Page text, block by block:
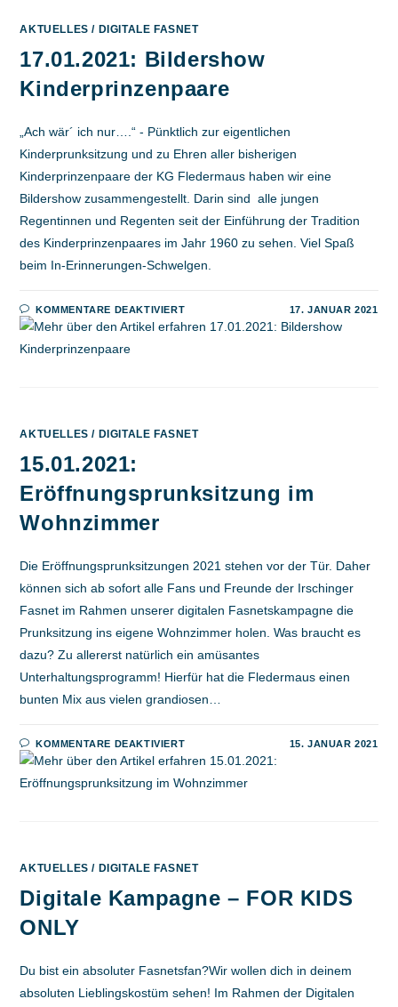
AKTUELLES / DIGITALE FASNET
17.01.2021: Bildershow
Kinderprinzenpaare
„Ach wär´ ich nur….“ - Pünktlich zur eigentlichen
Kinderprunksitzung und zu Ehren aller bisherigen
Kinderprinzenpaare der KG Fledermaus haben wir eine
Bildershow zusammengestellt. Darin sind alle jungen
Regentinnen und Regenten seit der Einführung der Tradition
des Kinderprinzenpaares im Jahr 1960 zu sehen. Viel Spaß
beim In-Erinnerungen-Schwelgen.
KOMMENTARE DEAKTIVIERTFÜR
17.01.2021:
BILDERSHOW
17. JANUAR 2021
AKTUELLES / DIGITALE FASNET
15.01.2021:
Eröffnungsprunksitzung im
Wohnzimmer
Die Eröffnungsprunksitzungen 2021 stehen vor der Tür. Daher
können sich ab sofort alle Fans und Freunde der Irschinger
Fasnet im Rahmen unserer digitalen Fasnetskampagne die
Prunksitzung ins eigene Wohnzimmer holen. Was braucht es
dazu? Zu allererst natürlich ein amüsantes
Unterhaltungsprogramm! Hierfür hat die Fledermaus einen
bunten Mix aus vielen grandiosen…
KOMMENTARE DEAKTIVIERTFÜR
15.01.2021:
ERÖFFNUNGSPRUNKSITZUNG
IM
WOHNZIMMER
15. JANUAR 2021
AKTUELLES / DIGITALE FASNET
Digitale Kampagne – FOR KIDS
ONLY
Du bist ein absoluter Fasnetsfan?Wir wollen dich in deinem
absoluten Lieblingskostüm sehen! Im Rahmen der Digitalen